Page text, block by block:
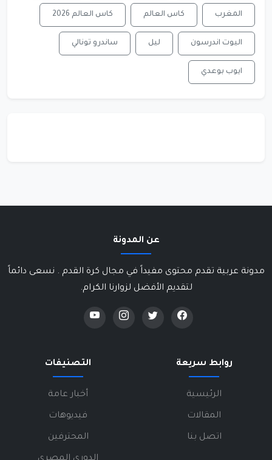
المغرب كاس العالم كاس العالم 2026
اليوت اندرسون ليل ساندرو تونالي
ايوب بوعدي
عن المدونة
مدونة عربية تقدم محتوى مفيداً في مجال كرة القدم . نسعى دائماً
لتقديم الأفضل لزوارنا الكرام.
روابط سريعة
الرئيسية
المقالات
اتصل بنا
التصنيفات
أخبار عامة
فيديوهات
المحترفين